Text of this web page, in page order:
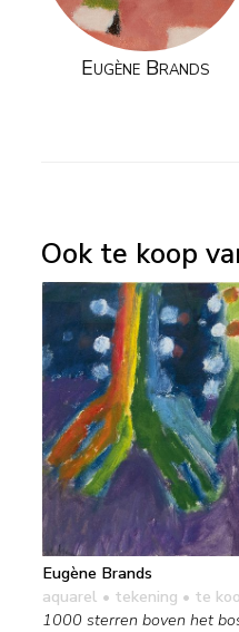
Eugène Brands
Ook te koop
Eugène Brands
aquarel • tekening • te
1000 sterren boven het